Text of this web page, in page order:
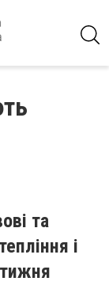
та
і